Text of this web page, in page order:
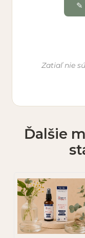
✎
Hodnotenie *
★★
Vaša recenzia
Zatiaľ nie
Ďalšie